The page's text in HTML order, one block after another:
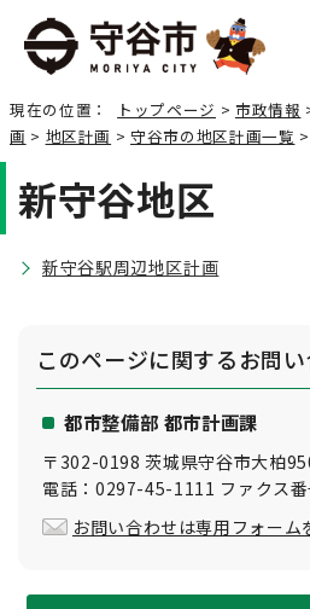
現在の位置： トップページ > 市政情報
画 > 地区計画 >守谷市の地区計画一覧
新守谷地区
新守谷駅周辺地区計画
このページに関するお問
都市整備部 都市計画課
〒302-0198 茨城県守谷市大柏
電話：0297-45-1111 ファクス
お問い合わせは専用フォーム